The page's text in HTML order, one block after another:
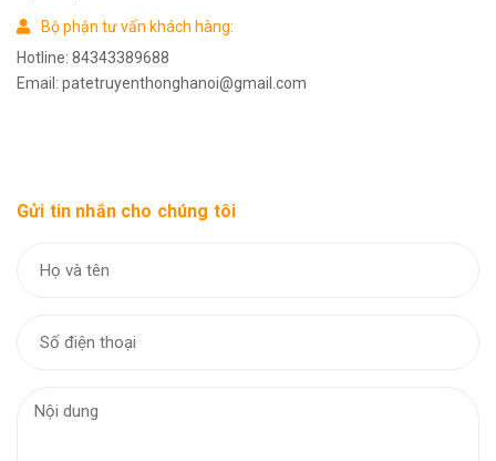
Bộ phận tư vấn khách hàng:
Hotline: 84343389688
Email: patetruyenthonghanoi@gmail.com
Gửi tin nhắn cho chúng tôi